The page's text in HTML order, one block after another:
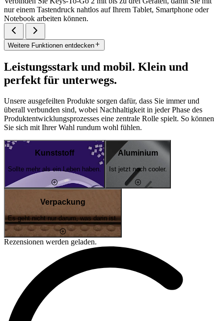
nur einem Tastendruck nahtlos auf Ihrem Tablet, Smartphone oder
Notebook arbeiten können.
Weitere Funktionen entdecken
Leistungsstark und mobil. Klein und
perfekt für unterwegs.
Unsere ausgefeilten Produkte sorgen dafür, dass Sie immer und
überall verbunden sind, wobei Nachhaltigkeit in jeder Phase des
Produktentwicklungsprozesses eine zentrale Rolle spielt. So können
Sie sich mit Ihrer Wahl rundum wohl fühlen.
Kunststoff
Sollte mehr als ein Leben haben.
Aluminium
Ist jetzt noch cooler.
Verpackung
Es geht nicht nur darum, was darin ist.
Rezensionen werden geladen.